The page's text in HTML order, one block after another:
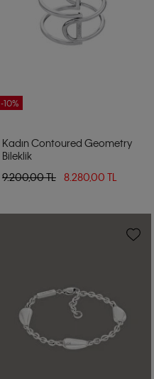
-10%
Kadın Contoured Geometry
Bileklik
9.200,00 TL
8.280,00 TL